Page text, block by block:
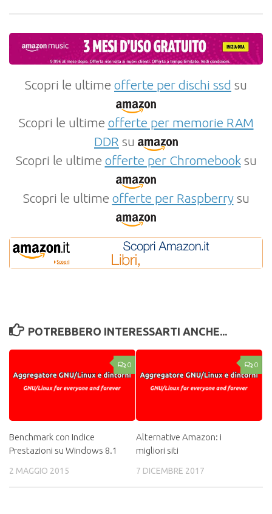
Scopri le ultime offerte per dischi ssd su
Scopri le ultime offerte per memorie RAM
DDR su
Scopri le ultime offerte per Chromebooksu
Scopri le ultime offerte per Raspberrysu
POTREBBERO INTERESSARTI ANCHE...
0
Benchmark con Indice
Prestazioni su Windows 8.1
2 MAGGIO 2015
0
Alternative Amazon: i
migliori siti
7 DICEMBRE 2017